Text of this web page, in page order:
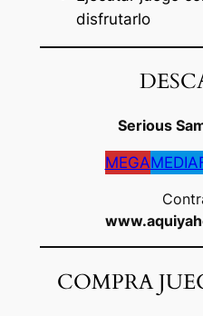
disfrutarlo
Serious
MEGA
COMPRA